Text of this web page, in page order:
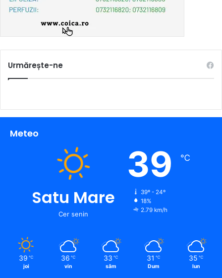
Urmărește-ne
Meteo
Satu Mare
Cer senin
39 ℃
39º - 24º
18%
2.79 km/h
39 ℃
joi
36 ℃
vin
33 ℃
sâm
31 ℃
Dum
35 ℃
lun